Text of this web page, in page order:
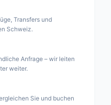
Transfers und
Schweiz.
Anfrage – wir leiten
weiter.
Sie und buchen